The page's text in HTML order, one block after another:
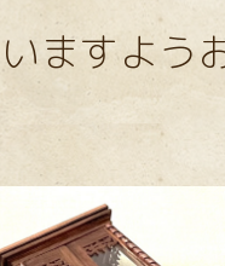
ますよう